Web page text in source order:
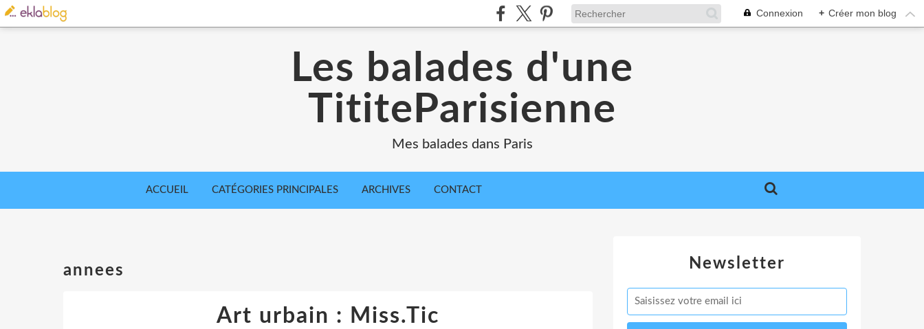
Connexion + Créer mon blog
Les balades d'une
TititeParisienne
Mes balades dans Paris
ACCUEIL CATÉGORIES PRINCIPALES ARCHIVES CONTACT
annees
Art urbain : Miss.Tic
Newsletter